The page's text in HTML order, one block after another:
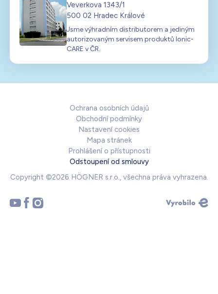
Veverkova 1343/1
500 02 Hradec Králové
Jsme výhradním distributorem a jediným
autorizovaným servisem produktů Ionic-
CARE v ČR.
Ochrana osobních údajů
Obchodní podmínky
Nastavení cookies
Mapa stránek
Prohlášení o přístupnosti
Odstoupení od smlouvy
Copyright ©2026 HÖGNER s.r.o., všechna práva vyhrazena.